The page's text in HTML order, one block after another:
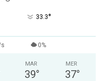
33.3°
0%
MAR
39°
MER
37°